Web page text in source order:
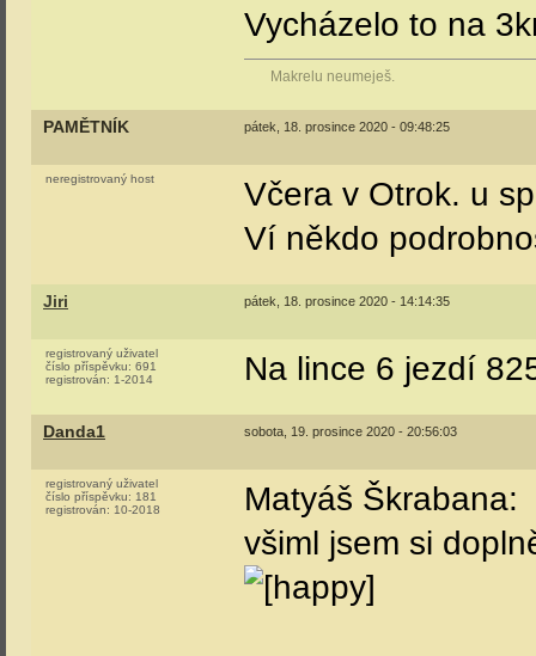
Vycházelo to na
Makrelu neumeješ.
PAMĚTNÍK pátek, 18. prosince 2020 - 09:48:25
neregistrovaný host
Včera v Otrok. u
Ví někdo
Jiri pátek, 18. prosince 2020 - 14:14:35
registrovaný uživatel
číslo příspěvku: 691
registrován: 1-2014 Na lince 6 jezdí
Danda1 sobota, 19. prosince 2020 - 20:56:03
registrovaný uživatel
číslo příspěvku: 181
registrován: 10-2018
Matyáš Škrabana:
všiml jsem si